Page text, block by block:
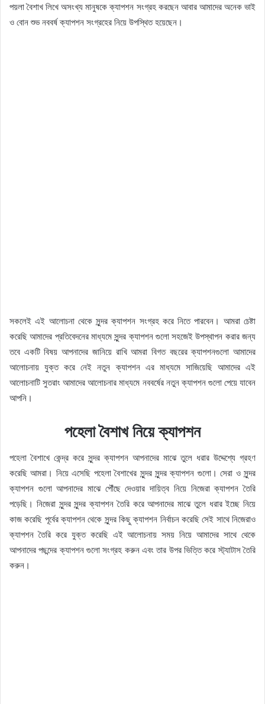
পয়লা বৈশাখ লিখে অসংখ্য মানুষকে ক্যাপশন সংগ্রহ করছেন আবার আমাদের অনেক ভাই
ও বোন শুভ নববর্ষ ক্যাপশন সংগ্রহের নিয়ে উপস্থিত হয়েছেন।
সকলেই এই আলোচনা থেকে সুন্দর ক্যাপশন সংগ্রহ করে নিতে পারবেন। আমরা চেষ্টা
করেছি আমাদের প্রতিবেদনের মাধ্যমে সুন্দর ক্যাপশন গুলো সহজেই উপস্থাপন করার জন্য
তবে একটি বিষয় আপনাদের জানিয়ে রাখি আমরা বিগত বছরের ক্যাপশনগুলো আমাদের
আলোচনায় যুক্ত করে নেই নতুন ক্যাপশন এর মাধ্যমে সাজিয়েছি আমাদের এই
আলোচনাটি সুতরাং আমাদের আলোচনার মাধ্যমে নববর্ষের নতুন ক্যাপশন গুলো পেয়ে যাবেন
আপনি।
পহেলা বৈশাখ নিয়ে ক্যাপশন
পহেলা বৈশাখে কেন্দ্র করে সুন্দর ক্যাপশন আপনাদের মাঝে তুলে ধরার উদ্দেশ্যে গ্রহণ
করেছি আমরা। নিয়ে এসেছি পহেলা বৈশাখের সুন্দর সুন্দর ক্যাপশন গুলো। সেরা ও সুন্দর
ক্যাপশন গুলো আপনাদের মাঝে পৌঁছে দেওয়ার দায়িত্ব নিয়ে নিজেরা ক্যাপশন তৈরি
পড়েছি। নিজেরা সুন্দর সুন্দর ক্যাপশন তৈরি করে আপনাদের মাঝে তুলে ধরার ইচ্ছে নিয়ে
কাজ করেছি পূর্বের ক্যাপশন থেকে সুন্দর কিছু ক্যাপশন নির্বাচন করেছি সেই সাথে নিজেরাও
ক্যাপশন তৈরি করে যুক্ত করেছি এই আলোচনায় সময় নিয়ে আমাদের সাথে থেকে
আপনাদের পছন্দের ক্যাপশন গুলো সংগ্রহ করুন এবং তার উপর ভিত্তি করে স্ট্যাটাস তৈরি
করুন।